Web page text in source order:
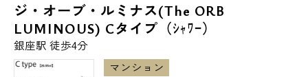
ジ・オーブ・ルミナス(The ORB
LUMINOUS) Cタイプ（ｼｬﾜｰ）
銀座駅 徒歩4分
マンション